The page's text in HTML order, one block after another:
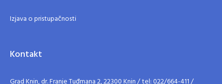
Izjava o pristupačnosti
Kontakt